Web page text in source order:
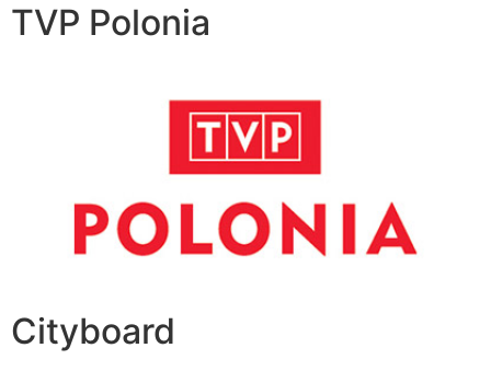
TVP Polonia
Cityboard